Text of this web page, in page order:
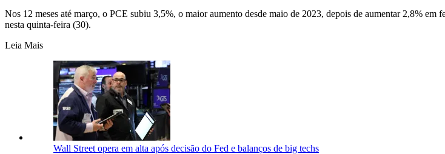
Nos 12 meses até março, o PCE subiu 3,5%, o maior aumento desde maio de 2023, depois de aumentar 2,8%
nesta quinta-feira (30).
Leia Mais
Wall Street opera em alta após decisão do Fed e balanços de big techs